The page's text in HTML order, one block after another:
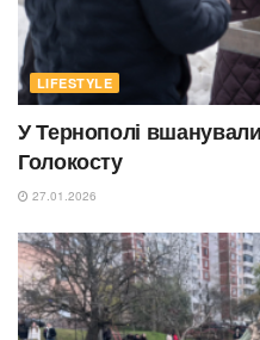
LIFESTYLE
У Тернополі
Голокосту
27.01.2026